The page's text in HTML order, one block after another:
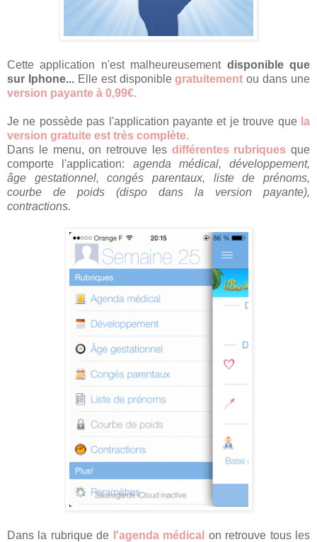
Cette application n'est malheureusement disponible que
sur Iphone... Elle est disponiblegratuitement ou dans une
version payante à 0,99€.
Je ne possède pas l'application payante et je trouve que la
version gratuite est très complète.
Dans le menu, on retrouve les différentes rubriques que
comporte l'application: agenda médical, développement,
âge gestationnel, congés parentaux, liste de prénoms,
courbe de poids (dispo dans la version payante),
contractions.
Dans la rubrique de l'agenda médical on retrouve tous les